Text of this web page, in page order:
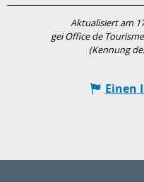
Aktualisiert am
gei Office de
(Kennung
Einen